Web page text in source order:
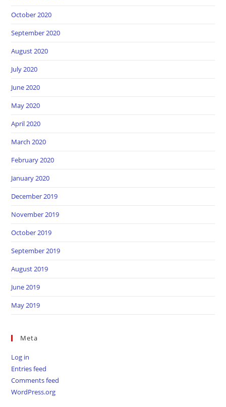
October 2020
September 2020
August 2020
July 2020
June 2020
May 2020
April 2020
March 2020
February 2020
January 2020
December 2019
November 2019
October 2019
September 2019
August 2019
June 2019
May 2019
Meta
Log in
Entries feed
Comments feed
WordPress.org